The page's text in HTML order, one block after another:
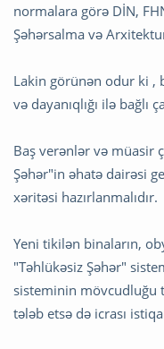
normalara görə DİN,
Şəhərsalma və
Lakin görünən odur ki
və dayanıqlığı ilə bağlı
Baş verənlər və müasir
Şəhər"in əhatə dairəsi
xəritəsi hazırlanmalıdır.
Yeni tikilən binaların,
"Təhlükəsiz Şəhər"
sisteminin mövcudluğu
tələb etsə də icrası